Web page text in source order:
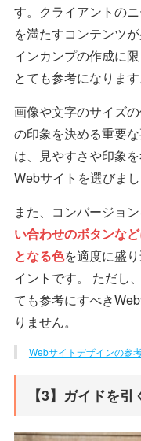
す。クライアントの
を満たすコンテンツ
インカンプの作成に
とても参考になります
画像や文字のサイズ
の印象を決める重要
は、見やすさや印象
Webサイトを選びまし
また、コンバージョ
い合わせのボタンな
となる色を適度に盛
イントです。 ただし
ても参考にすべき
りません。
Webサイトデザインの参
【3】ガイドを引